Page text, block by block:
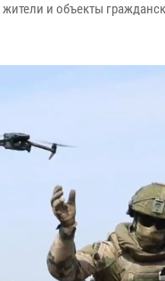
и объекты